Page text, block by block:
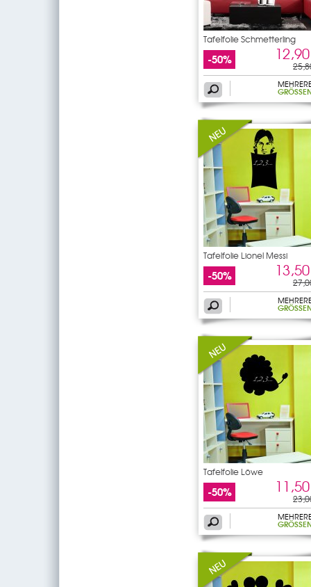
Tafelfolie Schmetterling
-50%
GRÖSSEN
Tafelfolie Lionel Messi
-50%
GRÖSSEN
Tafelfolie Löwe
-50%
GRÖSSEN